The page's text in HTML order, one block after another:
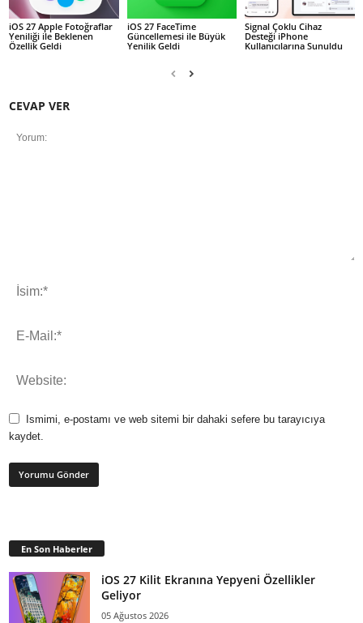
iOS 27 Apple Fotoğraflar
Yeniliği ile Beklenen
Özellik Geldi
iOS 27 FaceTime
Güncellemesi ile Büyük
Yenilik Geldi
Signal Çoklu Cihaz
Desteği iPhone
Kullanıcılarına Sunuldu
CEVAP VER
Ismimi, e-postamı ve web sitemi bir dahaki sefere bu tarayıcıya
kaydet.
En Son Haberler
iOS 27 Kilit Ekranına Yepyeni Özellikler
Geliyor
05 Ağustos 2026